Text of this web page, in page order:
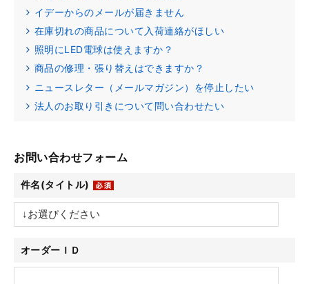
イデーからのメールが届きません
在庫切れの商品について入荷連絡がほしい
照明にLED電球は使えますか？
商品の修理・張り替えはできますか？
ニュースレター（メールマガジン）を停止したい
法人のお取り引きについて問い合わせたい
お問い合わせフォーム
件名(タイトル)
オーダーＩＤ